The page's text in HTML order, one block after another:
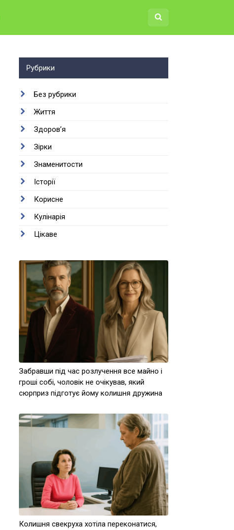
Рубрики
Без рубрики
Життя
Здоров’я
Зірки
Знаменитости
Історії
Корисне
Кулінарія
Цікаве
Забравши під час розлучення все майно і
гроші собі, чоловік не очікував, який
сюрприз підготує йому колишня дружина
Колишня свекруха хотіла переконатися,